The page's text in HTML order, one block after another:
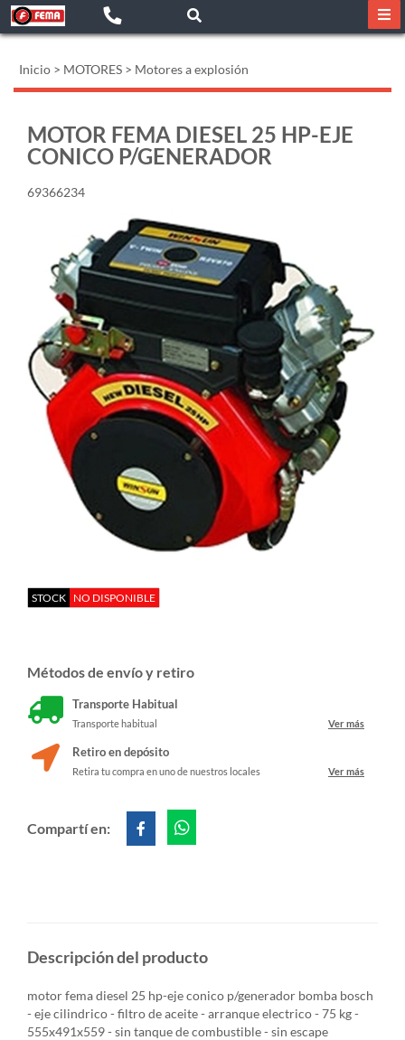
Inicio > MOTORES > Motores a explosión
MOTOR FEMA DIESEL 25 HP-EJE
CONICO P/GENERADOR
69366234
STOCK NO DISPONIBLE
Métodos de envío y retiro
Transporte Habitual
Transporte habitual Ver más
Retiro en depósito
Retira tu compra en uno de nuestros locales Ver más
Compartí en:
Descripción del producto
motor fema diesel 25 hp-eje conico p/generador bomba bosch
- eje cilindrico - filtro de aceite - arranque electrico - 75 kg -
555x491x559 - sin tanque de combustible - sin escape